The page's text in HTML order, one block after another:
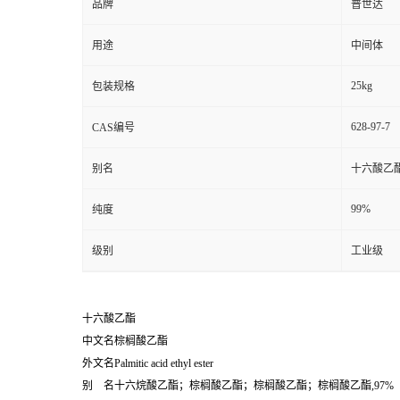
品牌 普世达
用途 中间体
包装规格 25kg
CAS编号 628-97-7
别名 十六酸乙
纯度 99%
级别 工业级
十六酸乙酯
中文名棕榈酸乙酯
外文名Palmitic acid ethyl ester
别 名十六烷酸乙酯；棕榈酸乙酯；棕榈酸乙酯；棕榈酸乙酯,97%